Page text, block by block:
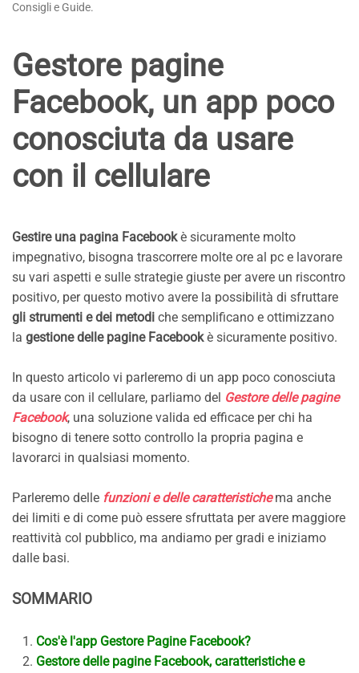
Consigli e Guide.
Gestore pagine
Facebook, un app poco
conosciuta da usare
con il cellulare
Gestire una pagina Facebookè sicuramente molto
impegnativo, bisogna trascorrere molte ore al pc e lavorare
su vari aspetti e sulle strategie giuste per avere un riscontro
positivo, per questo motivo avere la possibilità di sfruttare
gli strumenti e dei metodi che semplificano e ottimizzano
la gestione delle pagine Facebookè sicuramente positivo.
In questo articolo vi parleremo di un app poco conosciuta
da usare con il cellulare, parliamo del Gestore delle pagine
Facebook, una soluzione valida ed efficace per chi ha
bisogno di tenere sotto controllo la propria pagina e
lavorarci in qualsiasi momento.
Parleremo delle funzioni e delle caratteristichema anche
dei limiti e di come può essere sfruttata per avere maggiore
reattività col pubblico, ma andiamo per gradi e iniziamo
dalle basi.
SOMMARIO
Cos'è l'app Gestore Pagine Facebook?
Gestore delle pagine Facebook, caratteristiche e